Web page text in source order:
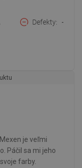
Defekty -
je veľmi
Páčil sa mi jeho
farby.